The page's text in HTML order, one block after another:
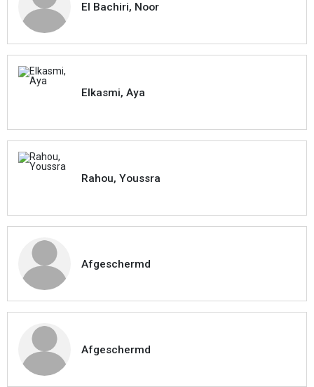
El Bachiri, Noor
Elkasmi, Aya
Rahou, Youssra
Afgeschermd
Afgeschermd